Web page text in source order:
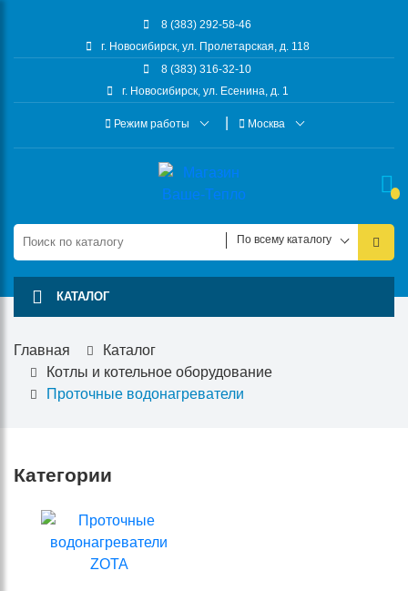
8 (383) 292-58-46
г. Новосибирск, ул. Пролетарская, д. 118
8 (383) 316-32-10
г. Новосибирск, ул. Есенина, д. 1
Режим работы Москва
По всему каталогу
КАТАЛОГ
Главная
Каталог
Котлы и котельное оборудование
Проточные водонагреватели
Категории